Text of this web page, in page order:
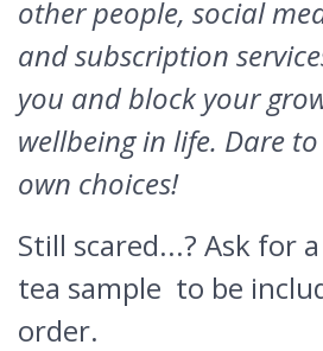
other people, social
and subscription
you and block your
wellbeing in life. Dare
own choices!
Still scared...? Ask for a
tea sample to be
order.